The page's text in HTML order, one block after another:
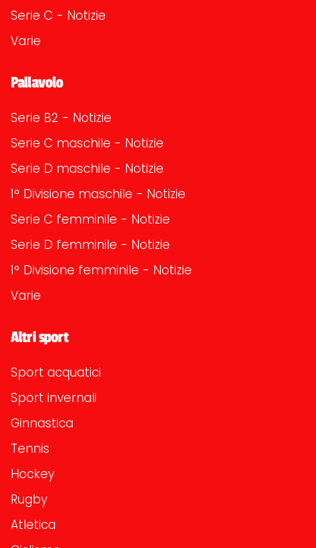
Serie C - Notizie
Varie
Pallavolo
Serie B2 - Notizie
Serie C maschile - Notizie
Serie D maschile - Notizie
1° Divisione maschile - Notizie
Serie C femminile - Notizie
Serie D femminile - Notizie
1° Divisione femminile - Notizie
Varie
Altri sport
Sport acquatici
Sport invernali
Ginnastica
Tennis
Hockey
Rugby
Atletica